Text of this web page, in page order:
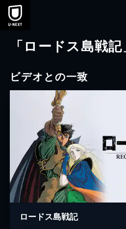
本文へスキップ
「ロードス島戦
ビデオとの一致
ロードス島戦記